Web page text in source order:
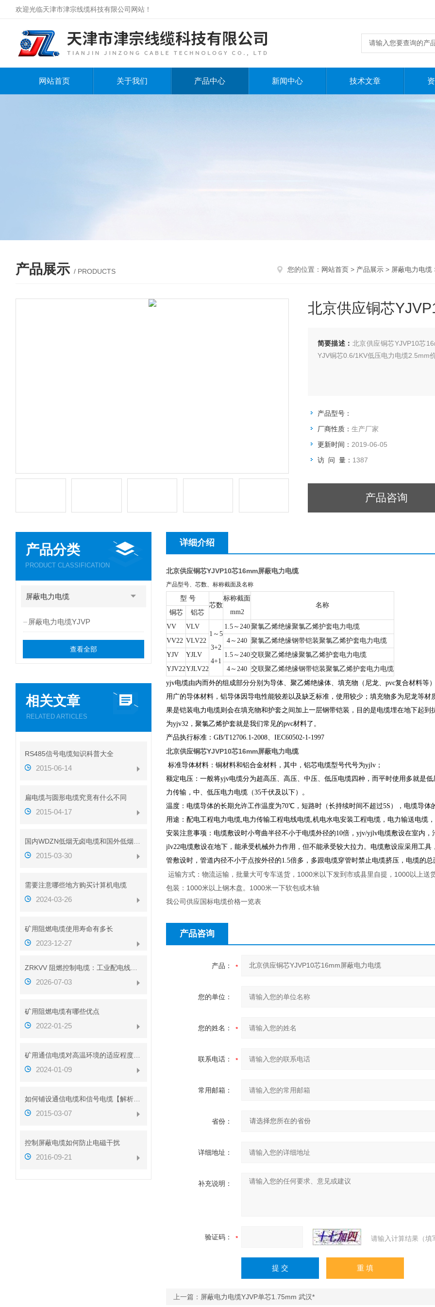
欢迎光临天津市津宗线缆科技有限公司网站！
网站首页 关于我们 产品中心 新闻中心 技术文章
产品展示 / PRODUCTS 您的位置： 网站首页 > 产品展示 > 屏蔽电力电缆
北京供应铜芯
简要描述： 北京供应铜芯YJVP10芯
YJV铜芯0.6/1KV低压电力电缆2.5mm
产品型号：
厂商性质： 生产厂家
更新时间： 2019-06-05
访 问 量： 1387
产品咨询
产品分类
PRODUCT CLASSIFICATION
屏蔽电力电缆
屏蔽电力电缆YJVP
查看全部
相关文章
RELATED ARTICLES
RS485信号电缆知识科普大全
2015-06-14
扁电缆与圆形电缆究竟有什么不同
2015-04-17
2015-03-30
需要注意哪些地方购买计算机电缆
2024-03-26
矿用阻燃电缆使用寿命有多长
2023-12-27
2026-07-03
矿用阻燃电缆有哪些优点
2022-01-25
2024-01-09
2015-03-07
控制屏蔽电缆如何防止电磁干扰
2016-09-21
详细介绍
北京供应铜芯YJVP10芯16mm屏蔽电力电缆
产品型号、芯数、标称截面及名称
型 号
芯数
标称截面
mm2
名称
铜芯
铝芯
VV
VLV
1～5
3+2
4+1
1.5～240聚氯乙烯绝缘聚氯乙烯护套电力电缆
VV22 VLV22 4～240 聚氯乙烯绝缘钢带铠装聚氯乙烯护套电力电缆
YJV
YJLV 1.5～240交联聚乙烯绝缘聚氯乙烯护套电力电缆
YJV22YJLV22 4～240 交联聚乙烯绝缘钢带铠装聚氯乙烯护套电力电缆
yjv电缆由内而外的组成部分分别为导体、聚乙烯绝缘体、填充物（尼龙、pvc复合材料
用广的导体材料，铝导体因导电性能较差以及缺乏标准，使用较少；填充物多为尼龙等
果是铠装电力电缆则会在填充物和护套之间加上一层钢带铠装，目的是电缆埋在地下起
为yjv32，聚氯乙烯护套就是我们常见的pvc材料了。
产品执行标准：GB/T12706.1-2008、IEC60502-1-1997
北京供应铜芯YJVP10芯16mm屏蔽电力电缆
标准导体材料：铜材料和铝合金材料，其中，铝芯电缆型号代号为yjlv；
额定电压：一般将yjv电缆分为超高压、高压、中压、低压电缆四种，而平时使用多就是
力传输，中、低压电力电缆（35千伏及以下）。
温度：电缆导体的长期允许工作温度为70℃，短路时（长持续时间不超过5S），电缆导体
用途：配电工程电力电缆,电力传输工程电线电缆,机电水电安装工程电缆，电力输送电缆
安装注意事项：电缆敷设时小弯曲半径不小于电缆外径的10倍，yjv/yjlv电缆敷设在室内
jlv22电缆敷设在地下，能承受机械外力作用，但不能承受较大拉力。电缆敷设应采用工
管敷设时，管道内径不小于点按外径的1.5倍多，多跟电缆穿管时禁止电缆挤压，电缆的
运输方式：物流运输，批量大可专车送货，1000米以下发到市或县里自提，1000以上送
包装：1000米以上钢木盘。1000米一下软包或木轴
我公司供应国标电缆价格一览表
产品咨询
产品：
您的单位：
您的姓名：
联系电话：
常用邮箱：
省份：
详细地址：
补充说明：
验证码： 请输入计算结果（填
上一篇： 屏蔽电力电缆YJVP单芯1.75mm 武汉*